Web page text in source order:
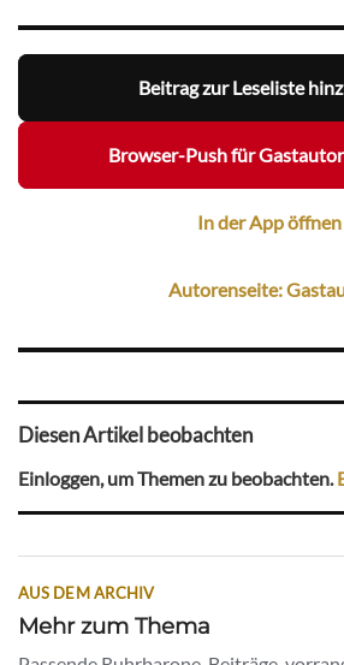
Beitrag zur Leseliste
Browser-Push für
In der App öffnen
Autorenseite:
Diesen Artikel beobachten
Einloggen, um Themen zu beobachten.
AUS DEM ARCHIV
Mehr zum Thema